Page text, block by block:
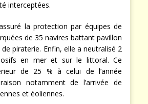
interceptées.
la protection par équipes de
de 35 navires battant pavillon
piraterie. Enfin, elle a neutralisé 2
en mer et sur le littoral. Ce
de 25 % à celui de l’année
notamment de l’arrivée de
et éoliennes.